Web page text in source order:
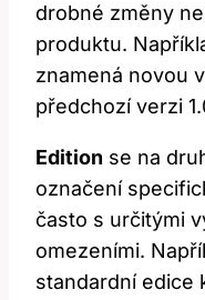
drobné změny
produktu.
znamená novou
předchozí verzi
Edition se na
označení
často s určitými
omezeními.
standardní edice